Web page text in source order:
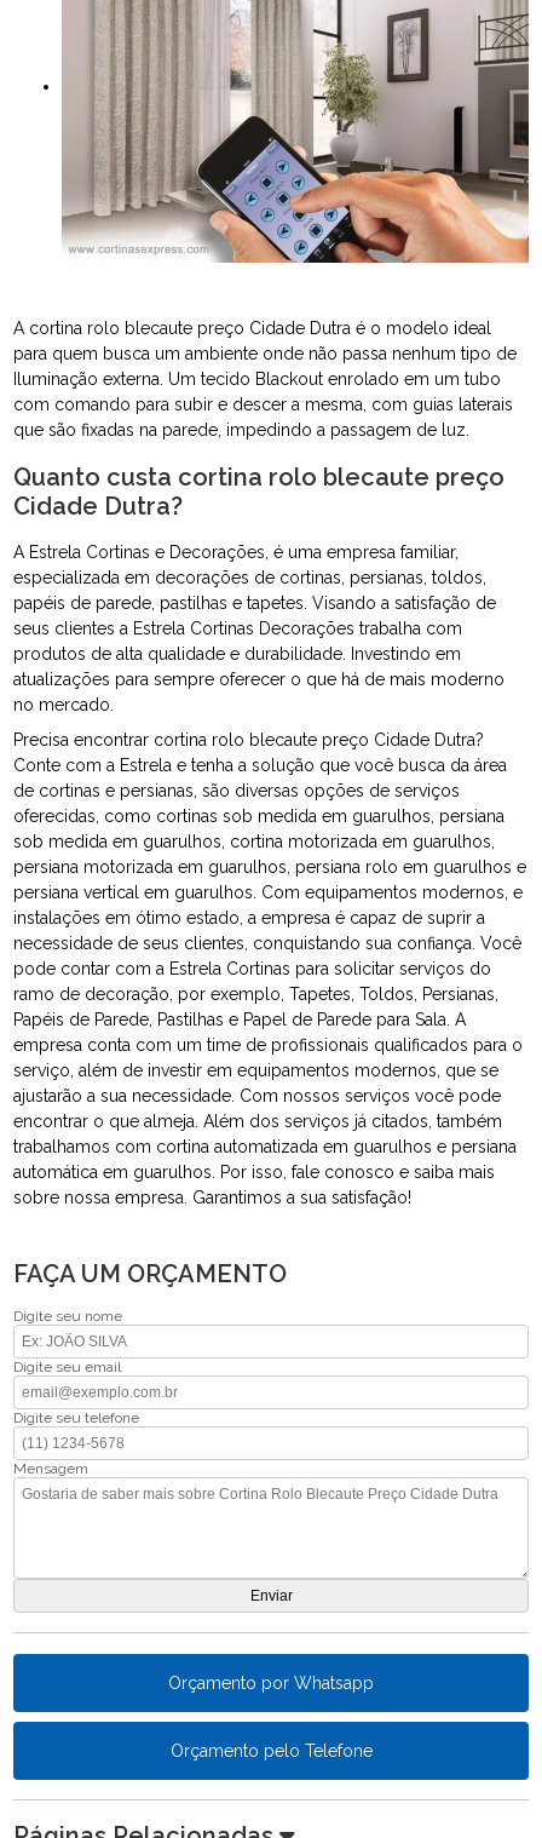
A cortina rolo blecaute preço Cidade Dutra é o modelo ideal
para quem busca um ambiente onde não passa nenhum tipo de
Iluminação externa. Um tecido Blackout enrolado em um tubo
com comando para subir e descer a mesma, com guias laterais
que são fixadas na parede, impedindo a passagem de luz.
Quanto custa cortina rolo blecaute preço
Cidade Dutra?
A Estrela Cortinas e Decorações, é uma empresa familiar,
especializada em decorações de cortinas, persianas, toldos,
papéis de parede, pastilhas e tapetes. Visando a satisfação de
seus clientes a Estrela Cortinas Decorações trabalha com
produtos de alta qualidade e durabilidade. Investindo em
atualizações para sempre oferecer o que há de mais moderno
no mercado.
Precisa encontrar cortina rolo blecaute preço Cidade Dutra?
Conte com a Estrela e tenha a solução que você busca da área
de cortinas e persianas, são diversas opções de serviços
oferecidas, como cortinas sob medida em guarulhos, persiana
sob medida em guarulhos, cortina motorizada em guarulhos,
persiana motorizada em guarulhos, persiana rolo em guarulhos e
persiana vertical em guarulhos. Com equipamentos modernos, e
instalações em ótimo estado, a empresa é capaz de suprir a
necessidade de seus clientes, conquistando sua confiança. Você
pode contar com a Estrela Cortinas para solicitar serviços do
ramo de decoração, por exemplo, Tapetes, Toldos, Persianas,
Papéis de Parede, Pastilhas e Papel de Parede para Sala. A
empresa conta com um time de profissionais qualificados para o
serviço, além de investir em equipamentos modernos, que se
ajustarão a sua necessidade. Com nossos serviços você pode
encontrar o que almeja. Além dos serviços já citados, também
trabalhamos com cortina automatizada em guarulhos e persiana
automática em guarulhos. Por isso, fale conosco e saiba mais
sobre nossa empresa. Garantimos a sua satisfação!
FAÇA UM ORÇAMENTO
Digite seu nome
Digite seu email
Digite seu telefone
Mensagem
Orçamento por Whatsapp
Orçamento pelo Telefone